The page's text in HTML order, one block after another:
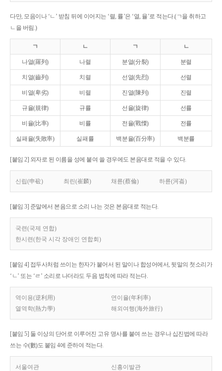
다만, 모음이나 ‘ㄴ’ 받침 뒤에 이어지는 ‘렬, 률’은 ‘열, 율’로 적는다.(ㄱ을 취하고
ㄴ을 버림.)
ㄱ ㄴ ㄱ ㄴ
나열(羅列) 나렬 분열(分裂) 분렬
치열(齒列) 치렬 선열(先烈) 선렬
비열(卑劣) 비렬 진열(陳列) 진렬
규율(規律) 규률 선율(旋律) 선률
비율(比率) 비률 전율(戰慄) 전률
실패율(失敗率) 실패률 백분율(百分率) 백분률
[붙임 2] 외자로 된 이름을 성에 붙여 쓸 경우에도 본음대로 적을 수 있다.
신립(申砬) 최린(崔麟) 채륜(蔡倫) 하륜(河崙)
[붙임 3] 준말에서 본음으로 소리 나는 것은 본음대로 적는다.
국련(국제 연합)
한시련(한국 시각 장애인 연합회)
[붙임 4] 접두사처럼 쓰이는 한자가 붙어서 된 말이나 합성어에서, 뒷말의 첫소리가
‘ㄴ’ 또는 ‘ㄹ’ 소리로 나더라도 두음 법칙에 따라 적는다.
역이용(逆利用)
연이율(年利率)
열역학(熱力學)
해외여행(海外旅行)
[붙임 5] 둘 이상의 단어로 이루어진 고유 명사를 붙여 쓰는 경우나 십진법에 따라
쓰는 수(數)도 붙임 4에 준하여 적는다.
서울여관 신흥이발관